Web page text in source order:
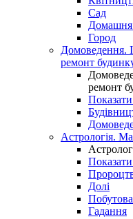
Сад
Домашня
Город
Домоведення.
ремонт
ремонт
Показати
Астрологія.
Показати
Долі
Гадання